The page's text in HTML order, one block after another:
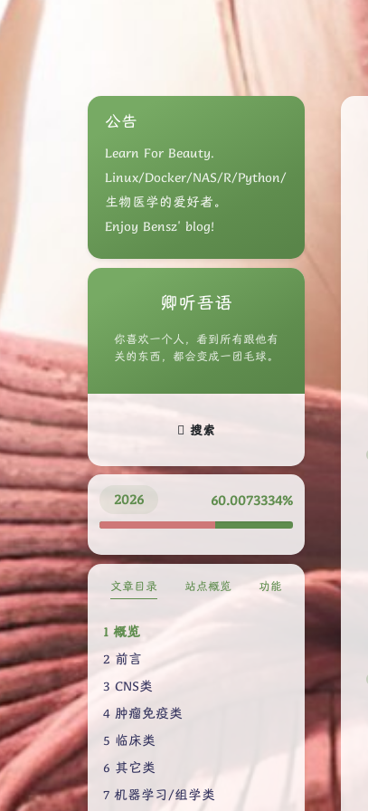
公告
Learn For Beauty.
Linux/Docker/NAS/R/Python/
生物医学的爱好者。
Enjoy Bensz' blog!
卿听吾语
你喜欢一个人，看到所有跟他有
关的东西，都会变成一团毛球。
搜索
2026 60.0073460%
文章目录 站点概览 功能
概览
前言
CNS类
肿瘤免疫类
临床类
其它类
机器学习/组学类